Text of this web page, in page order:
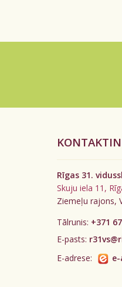
Rīgas 31.
Skuju iela 11,
Ziemeļu rajons,
Tālrunis: +371
E-pasts:
E-adrese: